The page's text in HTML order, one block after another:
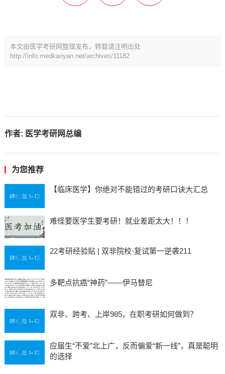
本文由医学考研网整理发布，转载请注明出处
http://info.medkaoyan.net/archives/11182
作者: 医学考研网总编
为您推荐
【临床医学】你绝对不能错过的考研口诀大汇总
难怪要医学生要考研！就业差距太大！！！
22考研经验贴 | 双非院校·复试第一逆袭211
多靶点抗癌“神药”——伊马替尼
双非、跨考、上岸985，在职考研如何做到？
应届生“不爱”北上广，反而偏爱“新一线”，真是聪明
的选择